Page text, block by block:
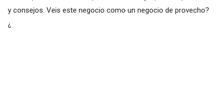
y consejos. Veis este negocio como un negocio de provecho?
¿